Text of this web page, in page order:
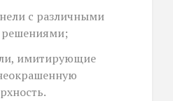
с различными
решениями;
имитирующие